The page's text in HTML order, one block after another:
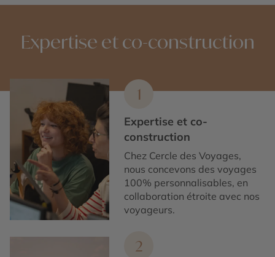
La période de mai à octobre est idéale pour profiter
Expertise et co-construction
1
Expertise et co-
construction
Chez Cercle des Voyages,
nous concevons des voyages
100% personnalisables, en
collaboration étroite avec nos
voyageurs.
2